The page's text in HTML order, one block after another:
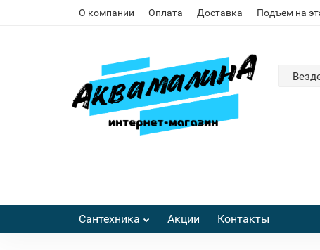
О компании Оплата Доставка Подъем на
Сантехника Акции Контакты